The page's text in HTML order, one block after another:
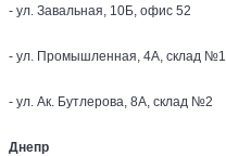
- ул. Завальная, 10Б, офис 52
- ул. Промышленная, 4А, склад №1
- ул. Ак. Бутлерова, 8А, склад №2
Днепр